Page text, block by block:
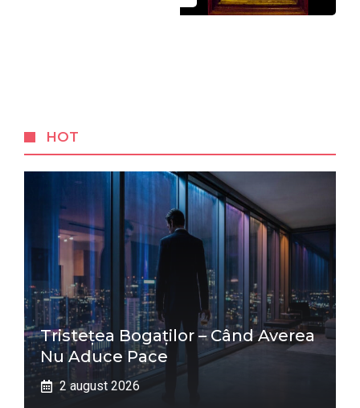
HOT
Tristețea Bogaților – Când Averea
Nu Aduce Pace
2 august 2026